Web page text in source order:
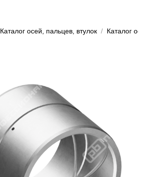
Каталог осей, пальцев, втулок / Каталог